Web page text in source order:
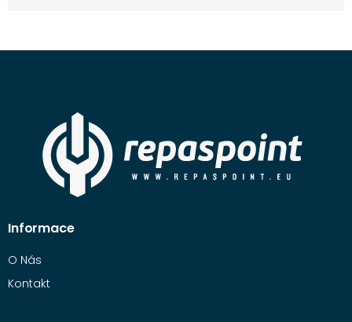
Informace
O Nás
Kontakt